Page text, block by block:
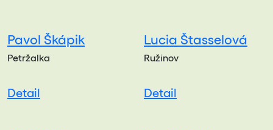
Pavol Škápik
Petržalka
Detail
Lucia Štasselová
Ružinov
Detail